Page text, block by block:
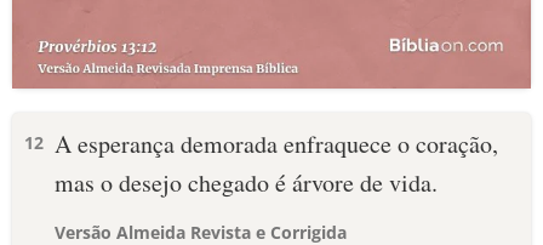
12 A esperança demorada enfraquece o coração,
mas o desejo chegado é árvore de vida.
Versão Almeida Revista e Corrigida